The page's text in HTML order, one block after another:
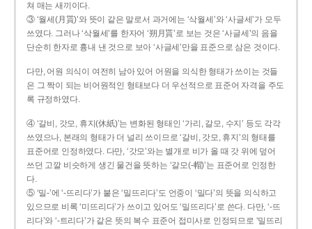
쳐 매는 새끼이다.
③ ‘월세(月貰)’와 뜻이 같은 말로서 과거에는 ‘삭월세’와 ‘사글세’가 모두
쓰였다. 그러나 ‘삭월세’를 한자어 ‘朔月貰’로 보는 것은 ‘사글세’의 음을
단순히 한자로 흉내 낸 것으로 보아 ‘사글세’만을 표준으로 삼은 것이다.
다만, 어원 의식이 여전히 남아 있어 어원을 의식한 형태가 쓰이는 것들
은 그 짝이 되는 비어원적인 형태보다 더 우선적으로 표준어 자격을 주도
록 규정하였다.
④ ‘갈비, 갓모, 휴지(休紙)’는 변화된 형태인 ‘가리, 갈모, 수지’ 등도 각각
쓰였으나, 본래의 형태가 더 널리 쓰이므로 ‘갈비, 갓모, 휴지’의 형태를
표준어로 인정하였다. 다만, ‘갓모’와는 별개로 비가 올 때 갓 위에 덮어
쓰던 고깔 비슷하게 생긴 물건을 뜻하는 ‘갈모(-帽)’는 표준어로 인정한
다.
⑤ ‘밀-’에 ‘-뜨리다’가 붙은 ‘밀뜨리다’도 언중이 ‘밀다’의 뜻을 의식하고
있으므로 비록 ‘미뜨리다’가 쓰이고 있어도 ‘밀뜨리다’로 쓴다. 다만, ‘-뜨
리다’와 ‘-트리다’가 같은 뜻의 복수 표준어 접미사로 인정되므로 ‘밀뜨리